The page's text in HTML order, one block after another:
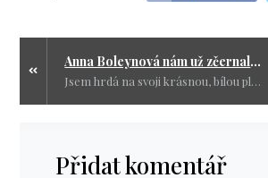
Anna Boleynová nám už zčernala a následuje černá Kráska a zvíře
Jsem hrdá na svoji krásnou, bílou pleť a věřím, že se mnou všichni Slované. My ještě víme co znamená být bílí a věřit v Ježíše.
Přidat komentář